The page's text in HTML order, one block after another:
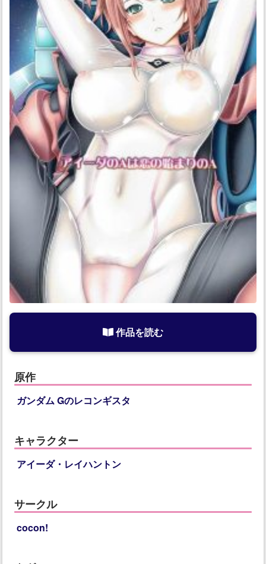
作品を読む
原作
ガンダム Gのレコンギスタ
キャラクター
アイーダ・レイハントン
サークル
cocon!